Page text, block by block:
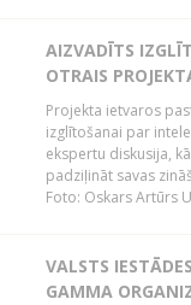
AIZVADĪTS
OTRAIS
Projekta ietvaros
izglītošanai par
ekspertu diskusija,
padziļināt savas
Foto: Oskars Artūrs
VALSTS
GAMMA